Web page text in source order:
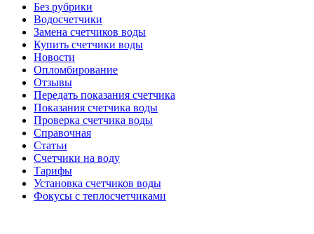
Без рубрики
Водосчетчики
Замена счетчиков воды
Купить счетчики воды
Новости
Опломбирование
Отзывы
Передать показания счетчика
Показания счетчика воды
Проверка счетчика воды
Справочная
Статьи
Счетчики на воду
Тарифы
Установка счетчиков воды
Фокусы с теплосчетчиками